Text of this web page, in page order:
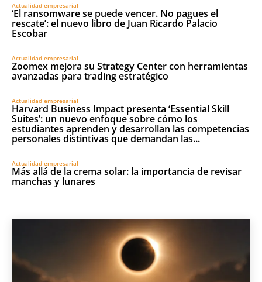
Actualidad empresarial
‘El ransomware se puede vencer. No pagues el
rescate’: el nuevo libro de Juan Ricardo Palacio
Escobar
Actualidad empresarial
Zoomex mejora su Strategy Center con herramientas
avanzadas para trading estratégico
Actualidad empresarial
Harvard Business Impact presenta ‘Essential Skill
Suites’: un nuevo enfoque sobre cómo los
estudiantes aprenden y desarrollan las competencias
personales distintivas que demandan las...
Actualidad empresarial
Más allá de la crema solar: la importancia de revisar
manchas y lunares